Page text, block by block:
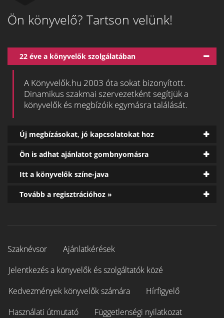
Ön könyvelő? Tartson velünk!
22 éve a könyvelők szolgálatában
A Könyvelők.hu 2003 óta sokat bizonyított.
Dinamikus szakmai szervezetként segítjük a
könyvelők és megbízóik egymásra találását.
Új megbízásokat, jó kapcsolatokat hoz
Ön is adhat ajánlatot gombnyomásra
Itt a könyvelők színe-java
Tovább a regisztrációhoz »
Szaknévsor
Ajánlatkérések
Jelentkezés a könyvelők és szolgáltatók közé
Kedvezmények könyvelők számára
Hírfigyelő
Használati útmutató
Függetlenségi nyilatkozat